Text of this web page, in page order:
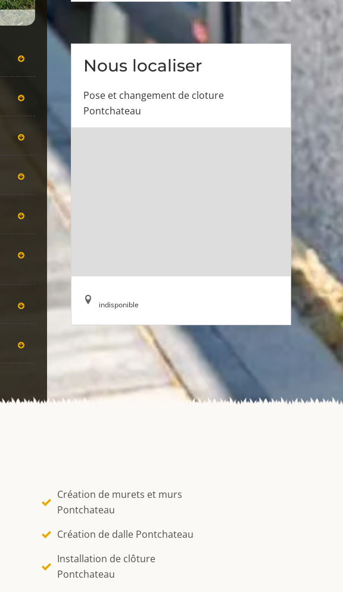
Nous localiser
Pose et changement de cloture
Pontchateau
indisponible
Création de murets et murs
Pontchateau
Création de dalle Pontchateau
Installation de clôture
Pontchateau